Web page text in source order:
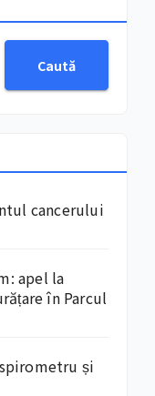
Caută
cancerului
apel la
în Parcul
și